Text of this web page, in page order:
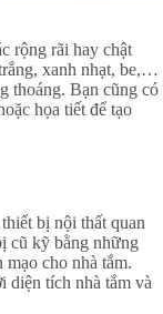
rộng rãi hay chật
xanh nhạt, be,…
thoáng. Bạn cũng có
họa tiết để tạo
bị nội thất quan
cũ kỹ bằng những
mạo cho nhà tắm.
diện tích nhà tắm và